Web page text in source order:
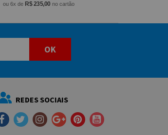
ou 6x de R$ 235,00 no cartão
OK
REDES SOCIAIS